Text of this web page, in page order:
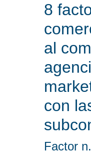
8
al
con
Factor